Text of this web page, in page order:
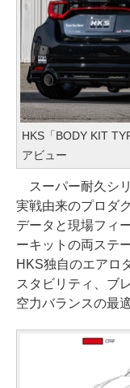
HKS「BODY KIT
アビュー
スーパー耐久シ
実戦由来のプロダ
データと現場フィ
ーキットの両ステ
HKS独自のエアロ
スタビリティ、ブ
空力バランスの最